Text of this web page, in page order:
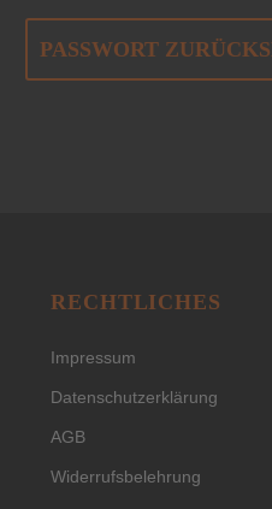
PASSWORT
RECHTLICHES
Impressum
Datenschutzerklärung
AGB
Widerrufsbelehrung